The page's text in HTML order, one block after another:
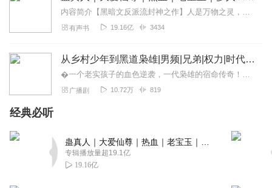
听友374305750
刚开始不适应后面听主播讲的习惯了从第一集听到现在完全
不够听 能多多更新就好了☺️
13913752011
停更了？说不错啊，可以建议上会员啊。
回复 2026-01-22
Kxhmy
好听好听25年的来啦
内容简介【黑暗文反派流封神之作】人是万物之灵，蛊是天地真精。一个穿越者不断重生的故事。一个养蛊、炼蛊、用蛊的奇特世界。配音组（男角色）老宝玉旁白...
有声书 19.16亿 3434
从乡村少年到黑道枭雄|男频|兄弟|权力|时代|多播
�一个老实孩子的血色逆袭，一代枭雄的宿命传奇！盛丰村的放牛娃阿伦，本是个成绩优异、性格内向的农家少年。中考失利后，他阴差阳错踏入天辰高中，却在这里见识了人性的...
广播剧 10.72万 819
经典必听
专辑播放量超19.1亿
19.16亿